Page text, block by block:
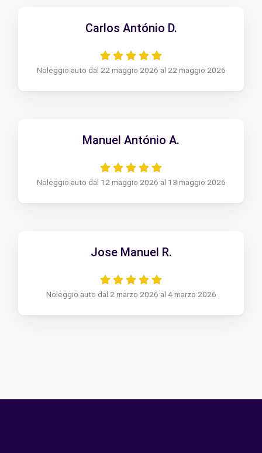
Carlos António D.
Noleggio auto dal 22 maggio 2026 al 22 maggio 2026
Manuel António A.
Noleggio auto dal 12 maggio 2026 al 13 maggio 2026
Jose Manuel R.
Noleggio auto dal 2 marzo 2026 al 4 marzo 2026